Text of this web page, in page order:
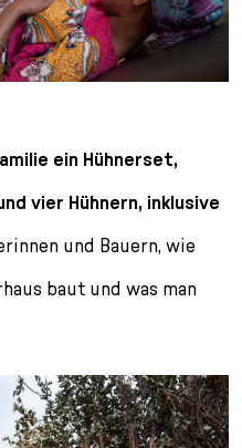
ein Hühnerset,
vier Hühnern, inklusive
und Bauern, wie
baut und was man